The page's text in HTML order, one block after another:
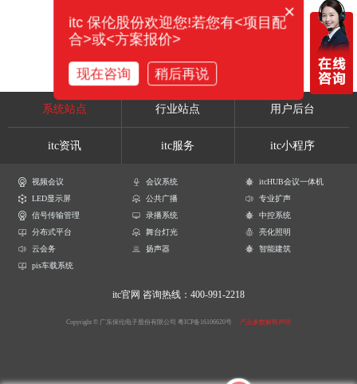
系统站点 行业站点 用户后台
itc资讯 itc服务 itc小程序
视频会议 会议系统
itcHUB会议一体机
LED显示屏
公共广播
专业扩声
信号传输管理
录播系统
中控系统
分布式平台
舞台灯光
亮化照明
云会务
扬声器
智能建筑
pis车载系统
itc官网 咨询热线：400-991-2218
Copyright © 广东保伦电子股份有限公司 粤ICP备16106620号 产品参数解释声明
×
itc 保伦股份欢迎您!若您有<项目配
合>或<方案报价>
现在咨询 稍后再说